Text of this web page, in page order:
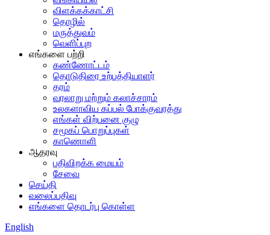
விளக்கக்காட்சி
தொழில்
மருத்துவம்
வெளிப்புற
எங்களை பற்றி
கண்ணோட்டம்
தொடுதிரை உற்பத்தியாளர்
தரம்
வரலாறு மற்றும் கலாச்சாரம்
உலகளாவிய கப்பல் போக்குவரத்து
எங்கள் விற்பனை குழு
சமூகப் பொறுப்புகள்
காணொளி
ஆதரவு
பதிவிறக்க மையம்
சேவை
செய்தி
வலைப்பதிவு
எங்களை தொடர்பு கொள்ள
English